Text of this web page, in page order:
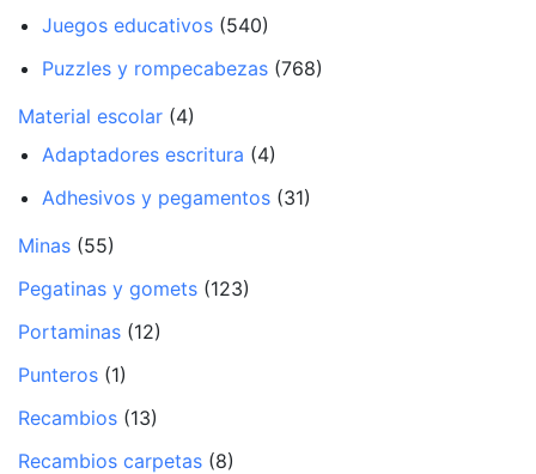
Juegos educativos (540)
Puzzles y rompecabezas (768)
Material escolar (4)
Adaptadores escritura (4)
Adhesivos y pegamentos (31)
Minas (55)
Pegatinas y gomets (123)
Portaminas (12)
Punteros (1)
Recambios (13)
Recambios carpetas (8)